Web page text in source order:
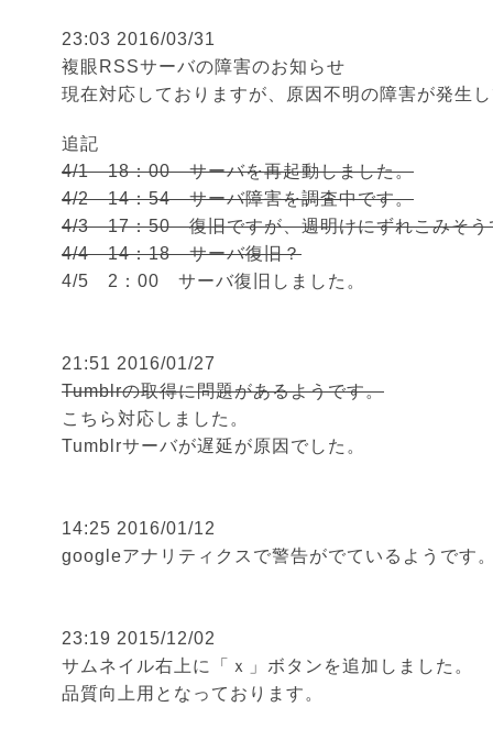
23:03 2016/03/31
複眼RSSサーバの障害のお知らせ
現在対応しておりますが、原因不明の障害が発生
追記
4/1 18：00 サーバを再起動しました。
4/2 14：54 サーバ障害を調査中です。
4/3 17：50 復旧ですが、週明けにずれこみそう
4/4 14：18 サーバ復旧？
4/5 2：00 サーバ復旧しました。
21:51 2016/01/27
Tumblrの取得に問題があるようです。
こちら対応しました。
Tumblrサーバが遅延が原因でした。
14:25 2016/01/12
googleアナリティクスで警告がでているようです
23:19 2015/12/02
サムネイル右上に「ｘ」ボタンを追加しました。
品質向上用となっております。